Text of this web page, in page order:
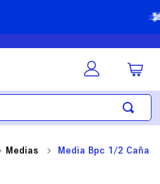
Medias
Media Bpc 1/2 Caña